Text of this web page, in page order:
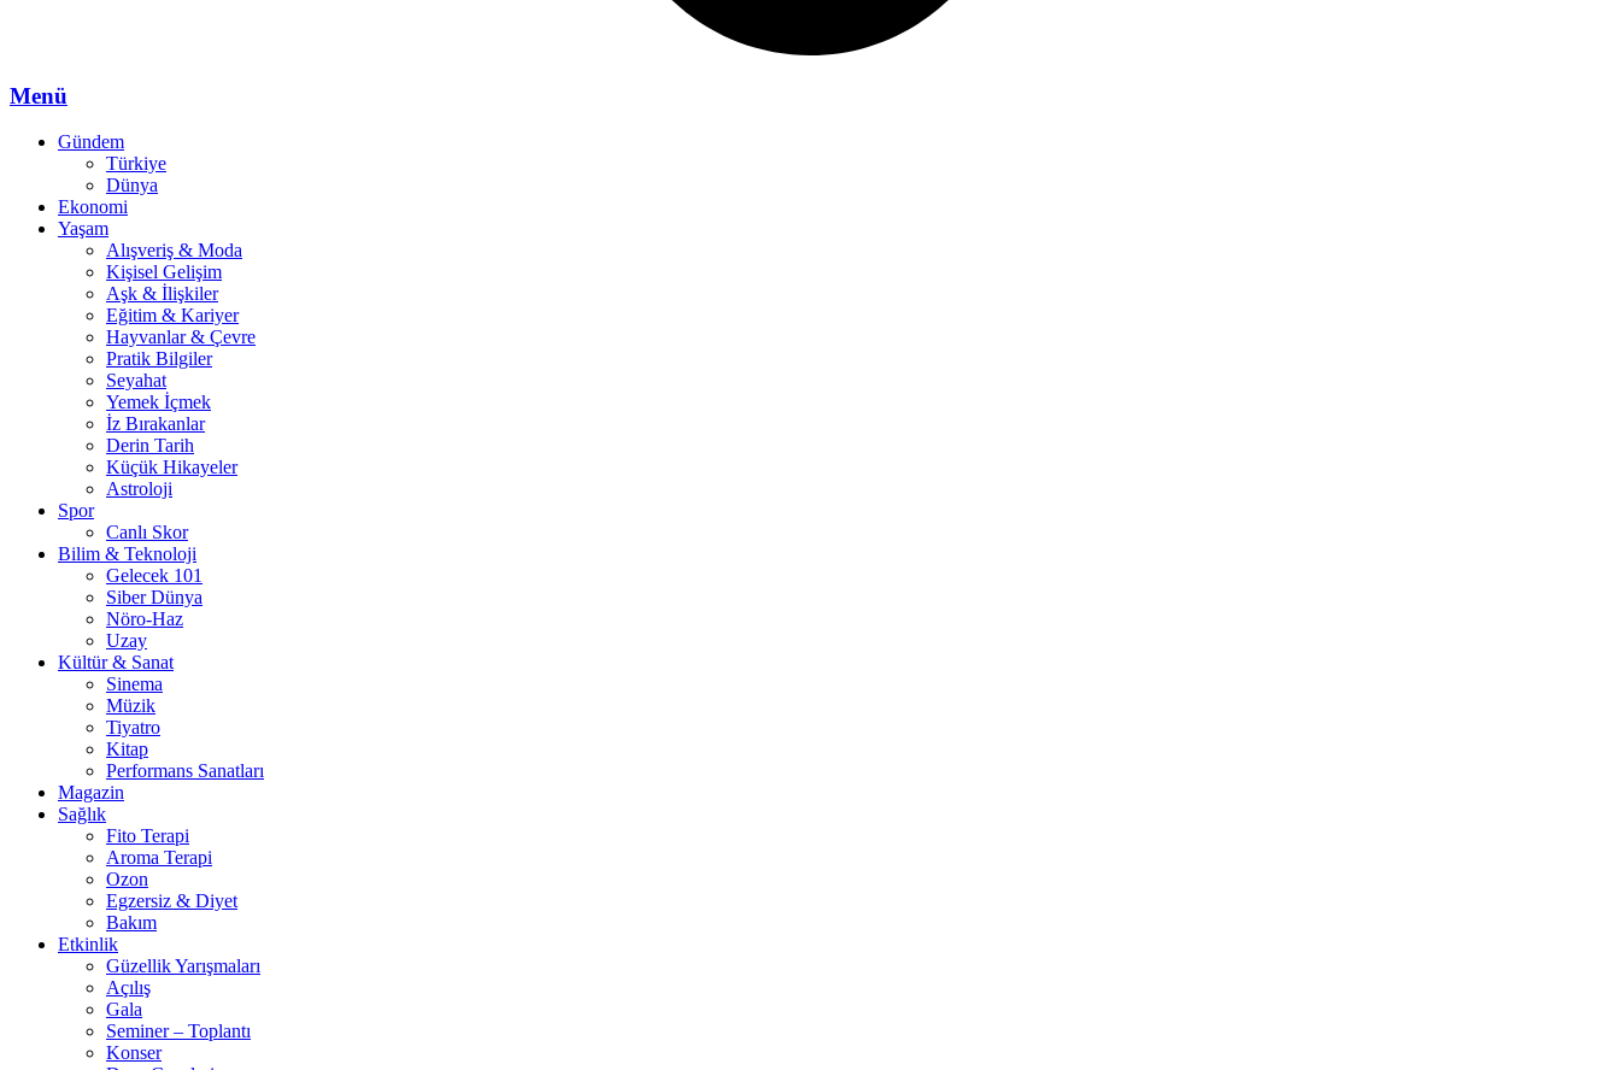
Menü
Gündem
Türkiye
Dünya
Ekonomi
Yaşam
Alışveriş & Moda
Kişisel Gelişim
Aşk & İlişkiler
Eğitim & Kariyer
Hayvanlar & Çevre
Pratik Bilgiler
Seyahat
Yemek İçmek
İz Bırakanlar
Derin Tarih
Küçük Hikayeler
Astroloji
Spor
Canlı Skor
Bilim & Teknoloji
Gelecek 101
Siber Dünya
Nöro-Haz
Uzay
Kültür & Sanat
Sinema
Müzik
Tiyatro
Kitap
Performans Sanatları
Magazin
Sağlık
Fito Terapi
Aroma Terapi
Ozon
Egzersiz & Diyet
Bakım
Etkinlik
Güzellik Yarışmaları
Açılış
Gala
Seminer – Toplantı
Konser